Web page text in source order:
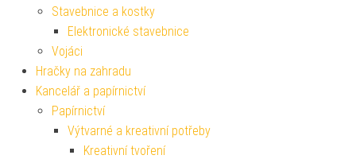
Stavebnice a kostky
Elektronické stavebnice
Vojáci
Hračky na zahradu
Kancelář a papírnictví
Papírnictví
Výtvarné a kreativní potřeby
Kreativní tvoření